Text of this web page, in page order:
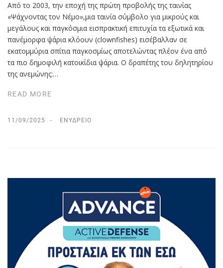
Από το 2003, την εποχή της πρώτη προβολής της ταινίας
«Ψάχνοντας τον Νέμο»,μια ταινία σύμβολο για μικρούς και
μεγάλους και παγκόσμια εισπρακτική επιτυχία τα εξωτικά και
πανέμορφα ψάρια κλόουν (clownfishes) εισέβαλλαν σε
εκατομμύρια σπίτια παγκοσμίως αποτελώντας πλέον ένα από
τα πιο δημοφιλή κατοικίδια ψάρια. Ο δραπέτης του δηλητηρίου
της ανεμώνης:…
READ MORE
11/09/2025 ΕΝΥΔΡΕΊΟ